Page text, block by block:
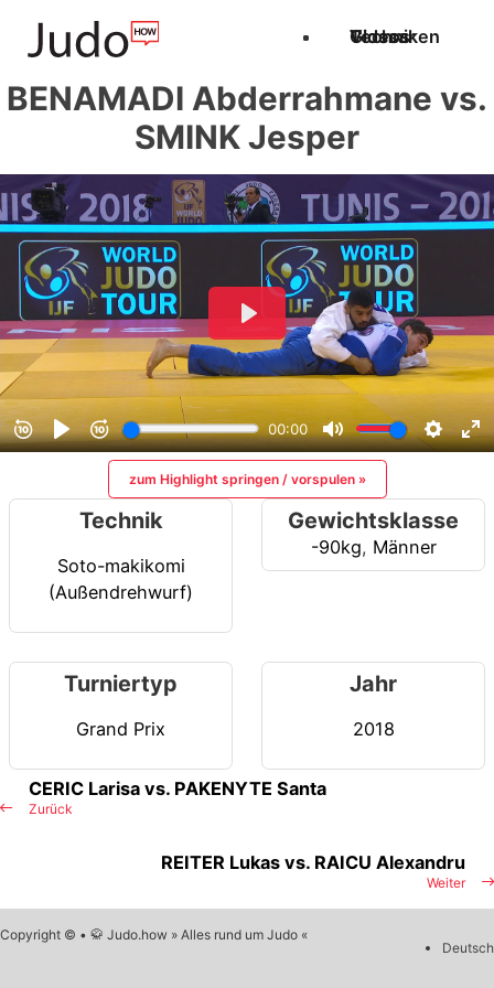
Techniken
Videos
Glossar
BENAMADI Abderrahmane vs.
SMINK Jesper
zum Highlight springen / vorspulen »
Technik
Soto-makikomi
(Außendrehwurf)
Gewichtsklasse
-90kg, Männer
Turniertyp
Grand Prix
Jahr
2018
Zurück
CERIC Larisa vs. PAKENYTE Santa
Weiter
REITER Lukas vs. RAICU Alexandru
Copyright © • 🥋 Judo.how » Alles rund um Judo «
Deutsch